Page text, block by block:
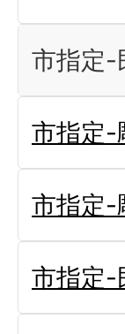
市指定-
市指定-
市指定-
市指定-